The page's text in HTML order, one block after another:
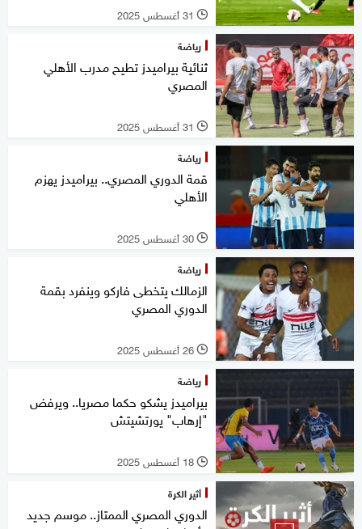
l 31 أغسطس 2025
رياضة
ثنائية بيراميدز تطيح مدرب الأهلي
المصري
l 31 أغسطس 2025
رياضة
قمة الدوري المصري.. بيراميدز يهزم
الأهلي
l 30 أغسطس 2025
رياضة
الزمالك يتخطى فاركو وينفرد بقمة
الدوري المصري
l 26 أغسطس 2025
رياضة
بيراميدز يشكو حكما مصريا.. ويرفض
"إرهاب" يورتشيتش
l 18 أغسطس 2025
أثير الكرة
الدوري المصري الممتاز.. موسم جديد